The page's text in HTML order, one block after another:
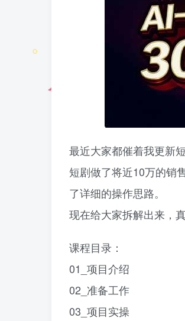
最近大家都催着我更新
短剧做了将近10万的销
了详细的操作思路。
现在给大家拆解出来，
课程目录：
01_项目介绍
02_准备工作
03_项目实操